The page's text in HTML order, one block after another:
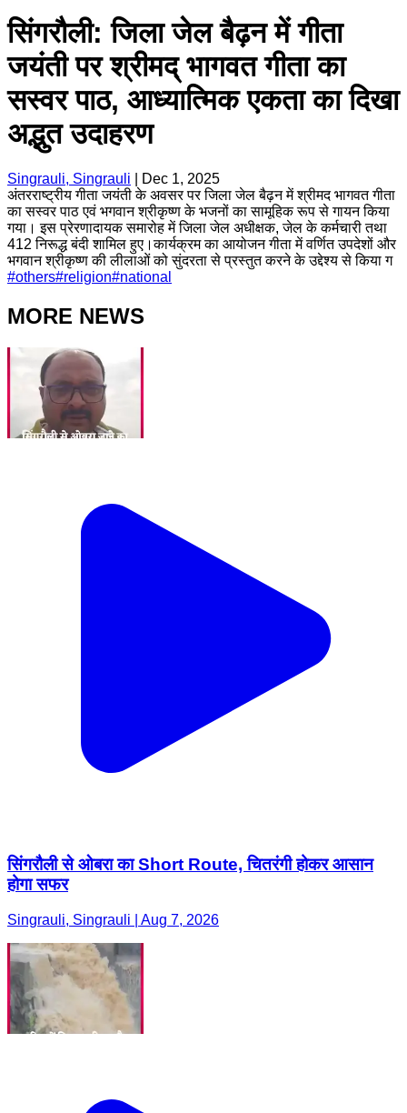
सिंगरौली: जिला जेल बैढ़न में गीता
जयंती पर श्रीमद् भागवत गीता का
सस्वर पाठ, आध्यात्मिक एकता का दिखा
अद्भुत उदाहरण
Singrauli, Singrauli
Dec 1, 2025
अंतरराष्ट्रीय गीता जयंती के अवसर पर जिला जेल बैढ़न में श्रीमद भागवत गीता
का सस्वर पाठ एवं भगवान श्रीकृष्ण के भजनों का सामूहिक रूप से गायन किया
गया। इस प्रेरणादायक समारोह में जिला जेल अधीक्षक, जेल के कर्मचारी तथा
412 निरूद्ध बंदी शामिल हुए।कार्यक्रम का आयोजन गीता में वर्णित उपदेशों और
भगवान श्रीकृष्ण की लीलाओं को सुंदरता से प्रस्तुत करने के उद्देश्य से किया ग
#others#religion#national
MORE NEWS
सिंगरौली से ओबरा का Short Route, चितरंगी होकर आसान
होगा सफर
Singrauli, Singrauli | Aug 7, 2026